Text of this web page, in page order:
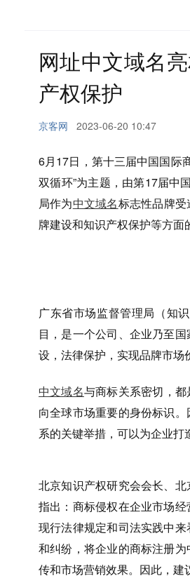
网址中文域名
产权保护
京客网 2023-06-20 10:47
6月17日，第十三届中国国际
双循环”为主题，由第17届中
局作为中文域名标志性品牌
牌建设和知识产权保护等方面
广东省市场监督管理局（知
目，是一个公司、企业乃至
设，法律保护，实现品牌市
中文域名与商标关系密切，
向全球市场重要的身份标识
系的关键举措，可以为企业
北京知识产权研究会会长、
指出：商标侵权在企业市场
现行法律规定和司法实践中
和纠纷，将企业的商标注册
传和市场营销效果。因此，